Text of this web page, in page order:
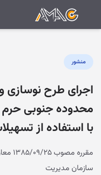
منشور
اجرای طرح نوسازی
محدوده جنوبی
با استفاده از
سازمان مدیریت